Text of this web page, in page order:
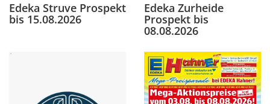
Edeka Struve Prospekt
bis 15.08.2026
Edeka Zurheide
Prospekt bis
08.08.2026